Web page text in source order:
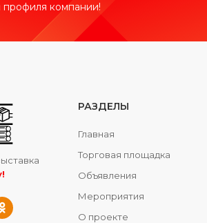
профиля компании!
РАЗДЕЛЫ
Главная
Торговая площадка
Объявления
Мероприятия
О проекте